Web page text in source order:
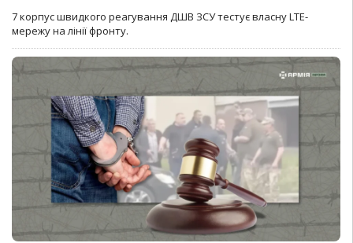
7 корпус швидкого реагування ДШВ ЗСУ тестує власну LTE-
мережу на лінії фронту.